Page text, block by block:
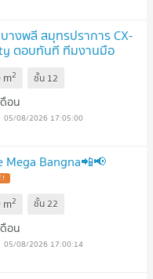
างพลี สมุทรปราการ CX-
ตอบทันที ทีมงานมือ
m2 ชั้น 12
อน
05/08/2026 17:05:00
Mega Bangna📲📢
m2 ชั้น22
อน
05/08/2026 17:00:14